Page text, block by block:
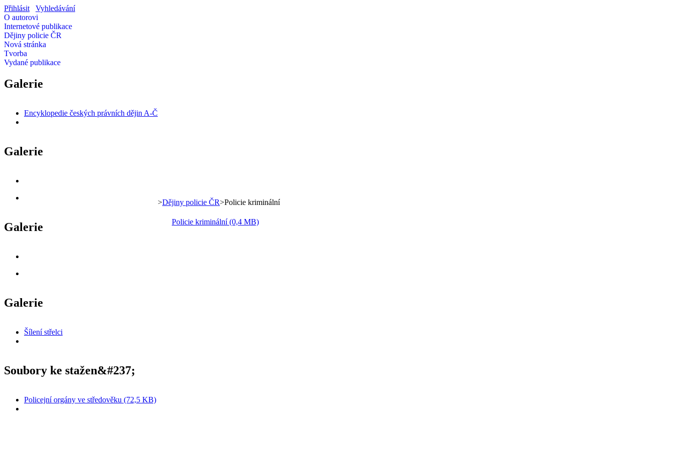
Přihlásit
Vyhledávání
O autorovi
Internetové publikace
Dějiny policie ČR
Nová stránka
Tvorba
Vydané publikace
Galerie
Encyklopedie českých právních dějin A-Č
Galerie
Galerie
Galerie
Šílení střelci
Soubory ke stažen&#237;
Policejní orgány ve středověku (72,5 KB)
>Dějiny policie ČR>Policie kriminální
Policie kriminální (0,4 MB)